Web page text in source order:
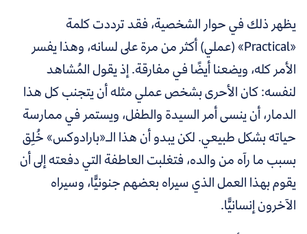
يظهر ذلك في حوار الشخصية، فقد ترددت كلمة
«Practical» (عملي) أكثر من مرة على لسانه، وهذا يفسر
الأمر كله، ويضعنا أيضًا في مفارقة. إذ يقول المُشاهد
لنفسه: كان الأحرى بشخص عملي مثله أن يتجنب كل هذا
الدمار، أن ينسى أمر السيدة والطفل، ويستمر في ممارسة
حياته بشكل طبيعي. لكن يبدو أن هذا الـ«بارادوكس» خُلِق
بسبب ما رآه من والده، فتغلبت العاطفة التي دفعته إلى أن
يقوم بهذا العمل الذي سيراه بعضهم جنونيًّا، وسيراه
الآخرون إنسانيًّا.